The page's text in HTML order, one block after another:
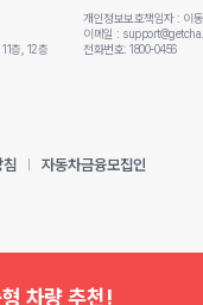
차량 추천!
층, 12층
개인정보보호책임자 : 이
이메일 :
전화번호: 1800-0456
자동차금융모집인